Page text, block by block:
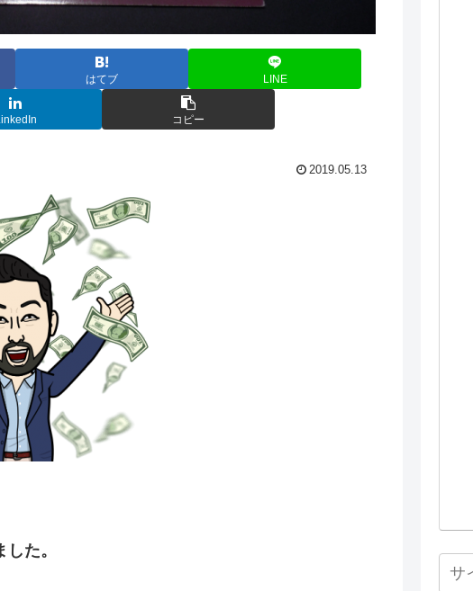
はてブ LINE
コピー
2019.05.13
た。